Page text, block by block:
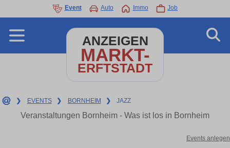
Event Auto Immo Job
ANZEIGEN
MARKT-
ERFTSTADT
❯ EVENTS ❯ BORNHEIM ❯ JAZZ
Veranstaltungen Bornheim - Was ist los in Bornheim
Events anlegen